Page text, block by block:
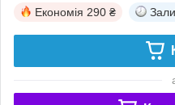
Економія 290 ₴